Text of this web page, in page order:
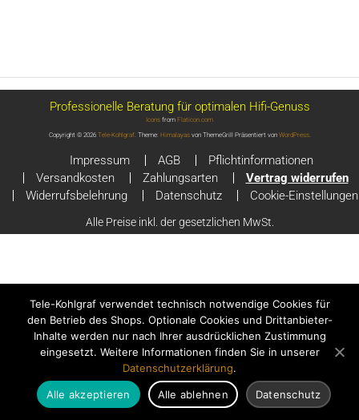
Professionelle Beratung für optimalen Hifi-Genuss
Icons from Flaticon.com
Copyright © 2026 Tele-Kohlgraf. Theme: Himalayasvon ThemeGrill Präsentiert von WordPress.
Impressum AGB
Pflichtinformationen
Versandkosten
Zahlungsarten
Vertrag widerrufen
Widerrufsbelehrung
Datenschutz Cookie-Einstellungen
Alle Preise inkl. der gesetzlichen MwSt.
Tele-Kohlgraf verwendet technisch notwendige Cookies für
den Betrieb des Shops. Optionale Cookies und Drittanbieter-
Inhalte werden nur nach Ihrer ausdrücklichen Zustimmung
eingesetzt. Weitere Informationen finden Sie in unserer
Datenschutzerklärung.
Alle akzeptieren Alle ablehnen Datenschutz